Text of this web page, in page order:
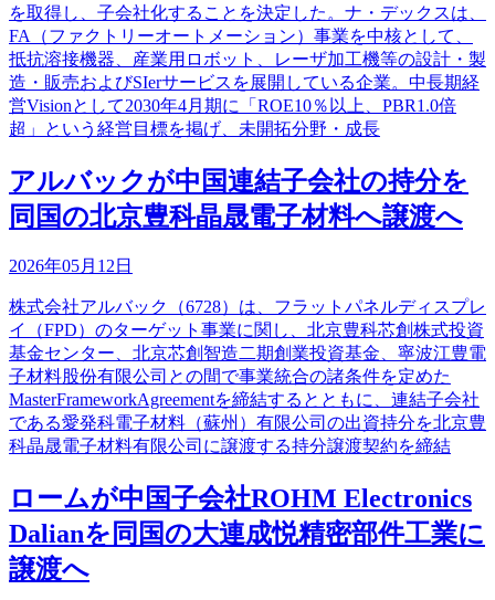
を取得し、子会社化することを決定した。ナ・デックスは、
FA（ファクトリーオートメーション）事業を中核として、
抵抗溶接機器、産業用ロボット、レーザ加工機等の設計・製
造・販売およびSIerサービスを展開している企業。中長期経
営Visionとして2030年4月期に「ROE10％以上、PBR1.0倍
超」という経営目標を掲げ、未開拓分野・成長
アルバックが中国連結子会社の持分を
同国の北京豊科晶晟電子材料へ譲渡へ
2026年05月12日
株式会社アルバック（6728）は、フラットパネルディスプレ
イ（FPD）のターゲット事業に関し、北京豊科芯創株式投資
基金センター、北京芯創智造二期創業投資基金、寧波江豊電
子材料股份有限公司との間で事業統合の諸条件を定めた
MasterFrameworkAgreementを締結するとともに、連結子会社
である愛発科電子材料（蘇州）有限公司の出資持分を北京豊
科晶晟電子材料有限公司に譲渡する持分譲渡契約を締結
ロームが中国子会社ROHM Electronics
Dalianを同国の大連成悦精密部件工業に
譲渡へ